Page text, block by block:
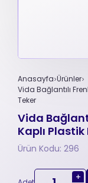
Anasayfa Ürünler
Vida Bağlantılı
Teker
Vida
Kaplı
Ürün Kodu: 296
+